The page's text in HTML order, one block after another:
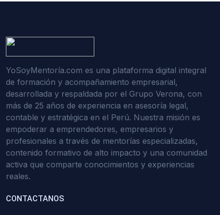
YoSoyMentoría.com es una plataforma digital integral
de formación y acompañamiento empresarial,
desarrollada y respaldada por el Grupo Verona, con
más de 25 años de experiencia en asesoría legal,
contable y estratégica en el Perú. Nuestra misión es
empoderar a emprendedores, empresarios y
profesionales a través de mentorías especializadas,
contenido formativo de alto impacto y una comunidad
activa que comparte conocimientos y experiencias
reales.
CONTACTANOS